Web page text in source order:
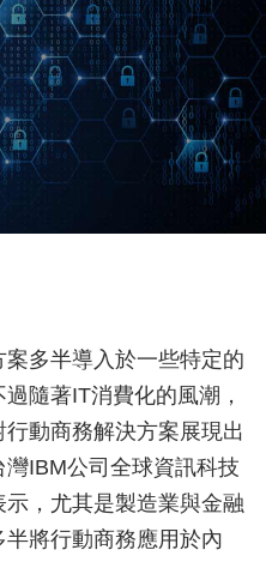
多半導入於一些特定的
隨著IT消費化的風潮，
動商務解決方案展現出
IBM公司全球資訊科技
，尤其是製造業與金融
將行動商務應用於內